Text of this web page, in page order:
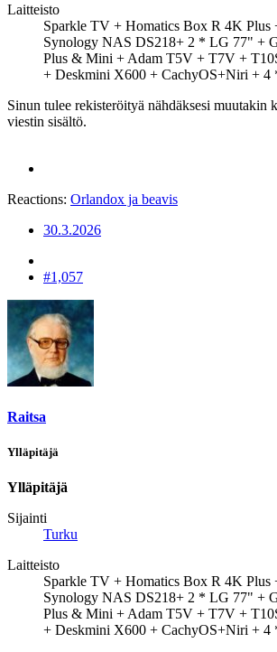
Laitteisto
Sparkle TV + Homatics Box R 4K Plus
Synology NAS DS218+ 2 * LG 77" +
Plus & Mini + Adam T5V + T7V +
+ Deskmini X600 + CachyOS+Niri + 4
Sinun tulee rekisteröityä nähdäksesi muutakin
viestin sisältö.
Reactions: Orlandox ja beavis
30.3.2026
#1,057
Raitsa
Ylläpitäjä
Ylläpitäjä
Sijainti
Turku
Laitteisto
Sparkle TV + Homatics Box R 4K Plus
Synology NAS DS218+ 2 * LG 77" +
Plus & Mini + Adam T5V + T7V +
+ Deskmini X600 + CachyOS+Niri + 4